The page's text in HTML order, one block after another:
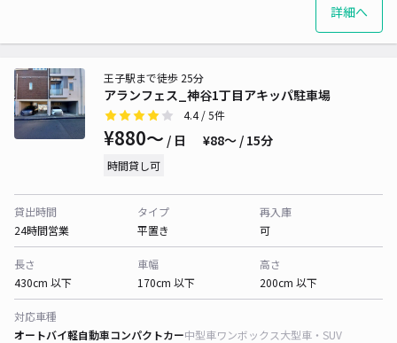
詳細へ
アランフェス_神谷1丁目アキッパ駐車場
王子駅まで徒歩 25分
4.4/ 5件
¥880〜 / 日 ¥88〜 / 15分
時間貸し可
貸出時間
24時間営業
タイプ
平置き
再入庫
可
長さ
430cm 以下
車幅
170cm 以下
高さ
200cm 以下
対応車種
オートバイ軽自動車コンパクトカー中型車ワンボックス大型車・SUV